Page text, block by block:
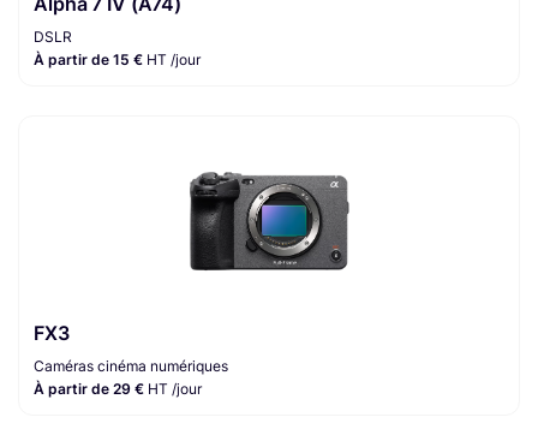
DSLR
À partir de 15 € HT /jour
FX3
Caméras cinéma numériques
À partir de 29 € HT /jour